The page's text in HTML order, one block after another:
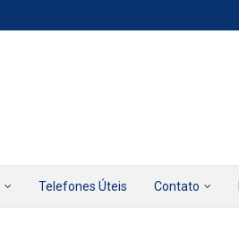
Telefones Úteis Contato